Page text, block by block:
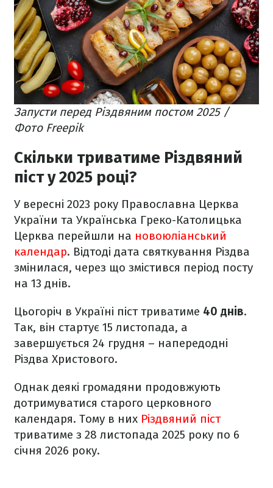
Запусти перед Різдвяним постом 2025 /
Фото Freepik
Скільки триватиме Різдвяний
піст у 2025 році?
У вересні 2023 року Православна Церква
України та Українська Греко-Католицька
Церква перейшли на новоюліанський
календар. Відтоді дата святкування Різдва
змінилася, через що змістився період посту
на 13 днів.
Цьогоріч в Україні піст триватиме 40 днів.
Так, він стартує 15 листопада, а
завершується 24 грудня – напередодні
Різдва Христового.
Однак деякі громадяни продовжують
дотримуватися старого церковного
календаря. Тому в них Різдвяний піст
триватиме з 28 листопада 2025 року по 6
січня 2026 року.